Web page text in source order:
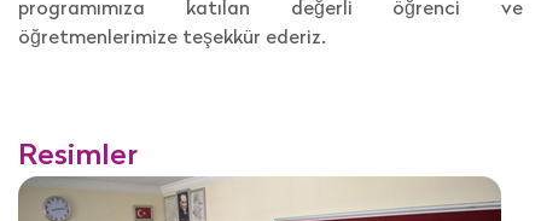
programımıza katılan değerli öğrenci ve
öğretmenlerimize teşekkür ederiz.
Resimler